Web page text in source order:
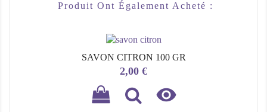
Produit Ont Également Acheté :
SAVON CITRON 100 GR
Prix
2,00 €
